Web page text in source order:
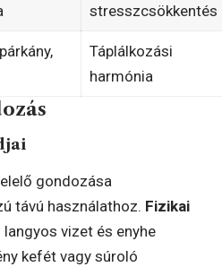
stresszcsökkentés
Táplálkozási
harmónia
gondozása
távú használathoz. Fizikai
vizet és enyhe
kefét vagy súroló